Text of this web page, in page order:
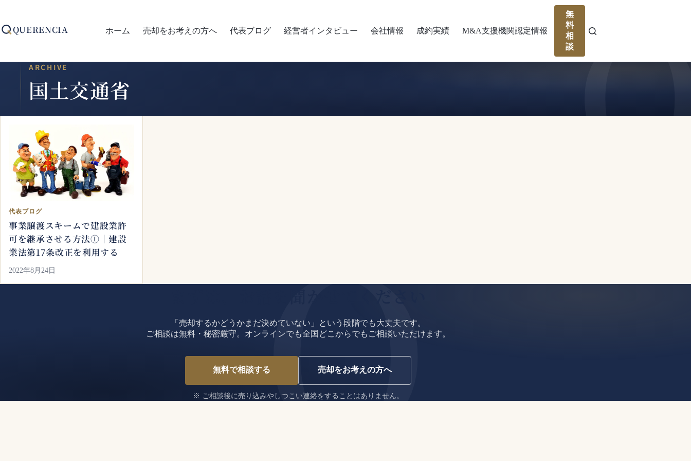
テ
ン
QUERENCIA ホーム 売却をお考えの方へ 代表ブログ 経営者インタビュー 会社情報 成約実績 M&A支援機関認定情報
無
料
相
談
ARCHIVE
国土交通省
代表ブログ
事業譲渡スキームで建設業許
可を継承させる方法①｜建設
業法第17条改正を利用する
2022年8月24日
「売却するかどうかまだ決めていない」という段階でも大丈夫です。
ご相談は無料・秘密厳守。オンラインでも全国どこからでもご相談いただけます。
無料で相談する 売却をお考えの方へ
※ ご相談後に売り込みやしつこい連絡をすることはありません。